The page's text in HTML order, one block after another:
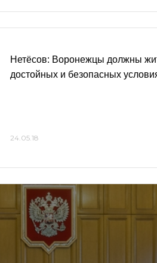
Нетёсов: Воронежцы должны
достойных и безопасных
24.05.18